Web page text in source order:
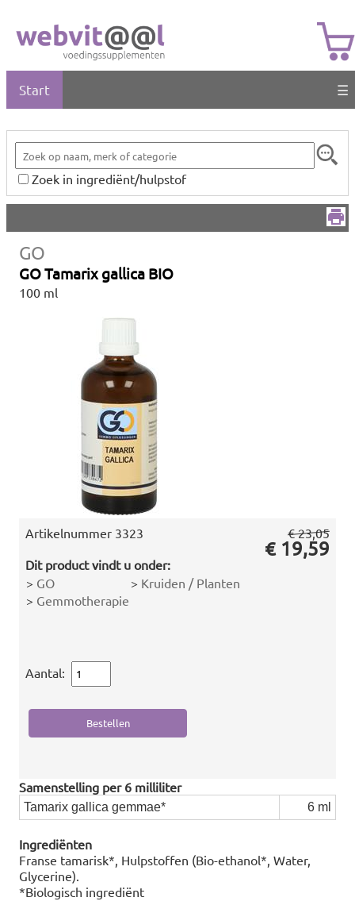
Start ☰
Zoek in ingrediënt/hulpstof
GO
GO Tamarix gallica BIO
100 ml
Artikelnummer 3323
Dit product vindt u onder:
> GO > Kruiden / Planten
> Gemmotherapie
€ 23,05
€ 19,59
Aantal:
Samenstelling per 6 milliliter
Tamarix gallica gemmae* 6 ml
Ingrediënten
Franse tamarisk*, Hulpstoffen (Bio-ethanol*, Water,
Glycerine).
*Biologisch ingrediënt